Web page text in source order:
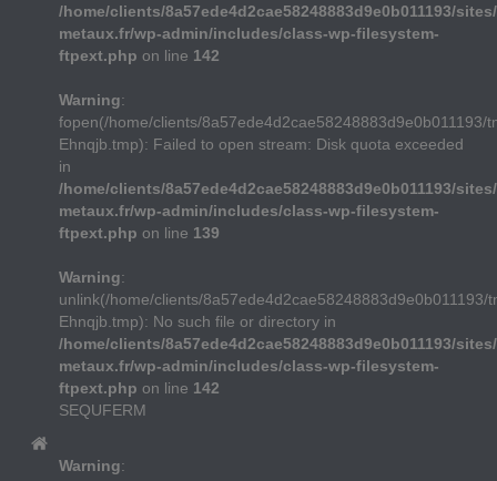
/home/clients/8a57ede4d2cae58248883d9e0b011193/
metaux.fr/wp-admin/includes/class-wp-filesystem-
ftpext.php on line 142
Warning:
fopen(/home/clients/8a57ede4d2cae58248883d9e0b011193/
Ehnqjb.tmp): Failed to open stream: Disk quota exceeded
in
/home/clients/8a57ede4d2cae58248883d9e0b011193/
metaux.fr/wp-admin/includes/class-wp-filesystem-
ftpext.php on line 139
Warning:
unlink(/home/clients/8a57ede4d2cae58248883d9e0b011193/
Ehnqjb.tmp): No such file or directory in
/home/clients/8a57ede4d2cae58248883d9e0b011193/
metaux.fr/wp-admin/includes/class-wp-filesystem-
ftpext.php on line 142
SEQUFERM
Warning: